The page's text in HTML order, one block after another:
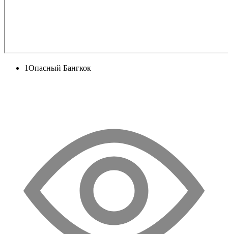
1Опасный Бангкок